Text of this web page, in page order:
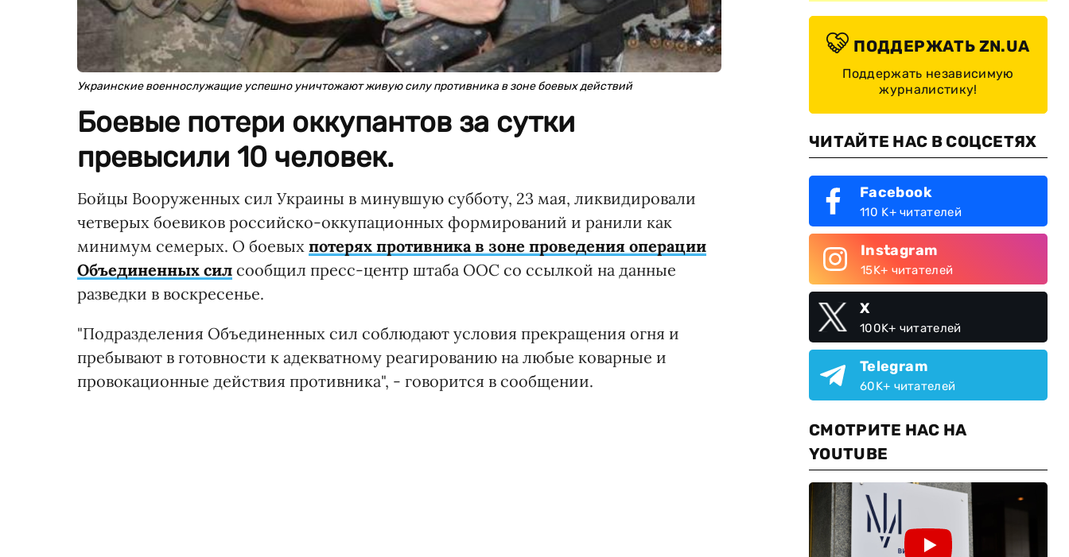
Украинские военнослужащие успешно уничтожают живую силу противника в зоне боевых действий
Боевые потери оккупантов за сутки
превысили 10 человек.
Бойцы Вооруженных сил Украины в минувшую субботу, 23 мая, ликвидировали
четверых боевиков российско-оккупационных формирований и ранили как
минимум семерых. О боевых потерях противника в зоне проведения операции
Объединенных сил сообщил пресс-центр штаба ООС со ссылкой на данные
разведки в воскресенье.
"Подразделения Объединенных сил соблюдают условия прекращения огня и
пребывают в готовности к адекватному реагированию на любые коварные и
провокационные действия противника", - говорится в сообщении.
ПОДДЕРЖАТЬ ZN.UA
Поддержать независимую
журналистику!
ЧИТАЙТЕ НАС В СОЦСЕТЯХ
Facebook
110 K+ читателей
Instagram
15K+ читателей
X
100K+ читателей
Telegram
60K+ читателей
СМОТРИТЕ НАС НА
YOUTUBE